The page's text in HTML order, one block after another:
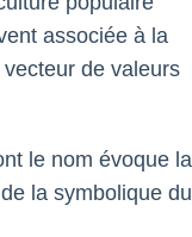
associée à la
de valeurs
le nom évoque la
la symbolique du